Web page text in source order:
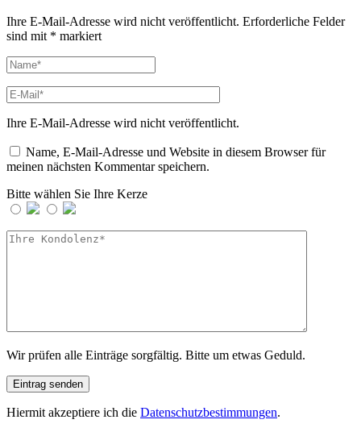
Ihre E-Mail-Adresse wird nicht veröffentlicht. Erforderliche Felder
sind mit * markiert
Ihre E-Mail-Adresse wird nicht veröffentlicht.
Name, E-Mail-Adresse und Website in diesem Browser für
meinen nächsten Kommentar speichern.
Bitte wählen Sie Ihre Kerze
Wir prüfen alle Einträge sorgfältig. Bitte um etwas Geduld.
Hiermit akzeptiere ich die Datenschutzbestimmungen.